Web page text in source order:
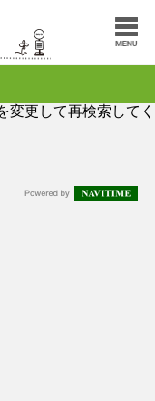
変更して再検索してく